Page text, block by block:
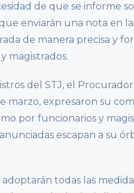
de que se informe
enviarán una nota en
de manera precisa y
magistrados.
del STJ, el
marzo, expresaron su
por funcionarios y
escapan a su
todas las